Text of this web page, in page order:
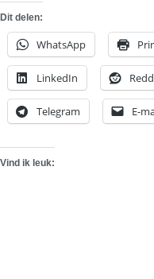
Dit delen:
WhatsApp
LinkedIn
Telegram E-
Vind ik leuk: